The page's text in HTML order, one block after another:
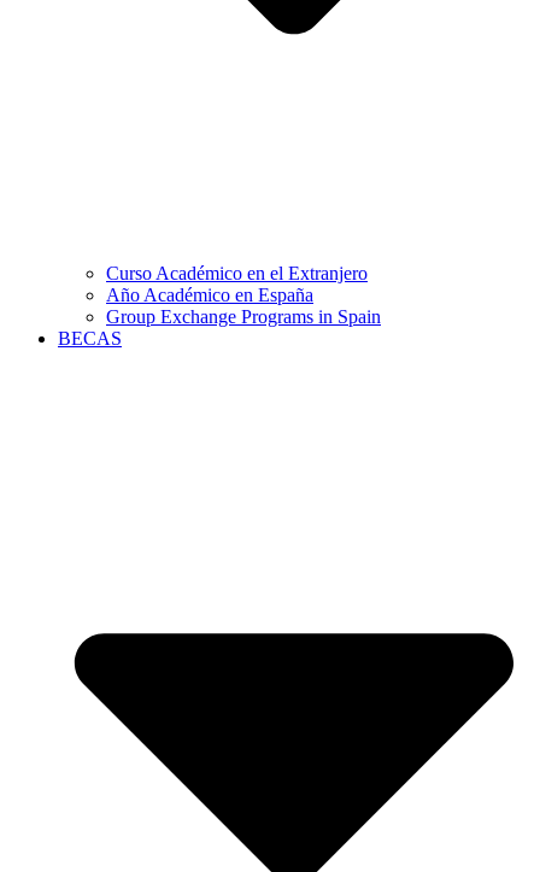
Curso Académico en el Extranjero
Año Académico en España
Group Exchange Programs in Spain
BECAS